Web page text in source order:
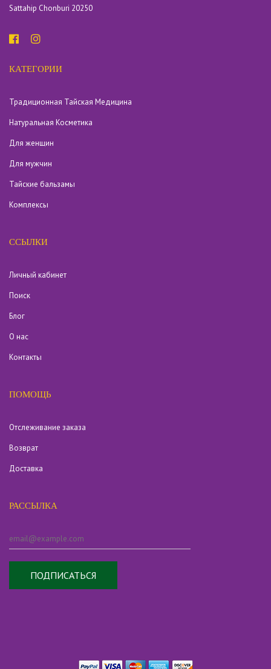
Sattahip Chonburi 20250
КАТЕГОРИИ
Традиционная Тайская Медицина
Натуральная Косметика
Для женщин
Для мужчин
Тайские бальзамы
Комплексы
ССЫЛКИ
Личный кабинет
Поиск
Блог
О нас
Контакты
ПОМОЩЬ
Отслеживание заказа
Возврат
Доставка
РАССЫЛКА
ПОДПИСАТЬСЯ